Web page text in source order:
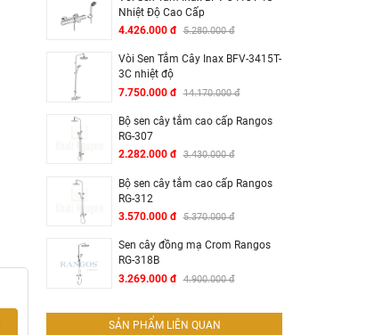
Nhiệt Độ Cao Cấp
4.426.000 đ 5.280.000 đ
Vòi Sen Tắm Cây Inax BFV-3415T-
3C nhiệt độ
7.750.000 đ 14.170.000 đ
Bộ sen cây tắm cao cấp Rangos
RG-307
2.282.000 đ 3.430.000 đ
Bộ sen cây tắm cao cấp Rangos
RG-312
3.570.000 đ 5.370.000 đ
Sen cây đồng mạ Crom Rangos
RG-318B
3.269.000 đ 4.900.000 đ
SẢN PHẨM LIÊN QUAN